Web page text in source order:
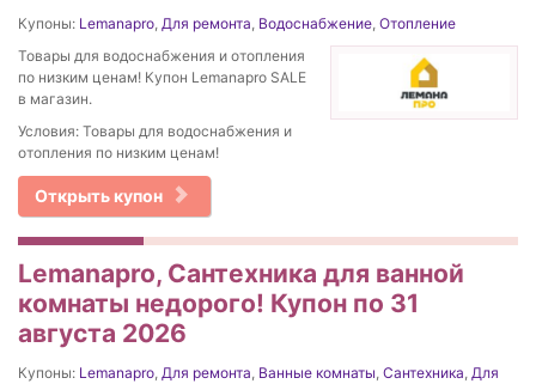
Купоны: Lemanapro, Для ремонта, Водоснабжение, Отопление
Товары для водоснабжения и отопления
по низким ценам! Купон Lemanapro SALE
в магазин.
Условия: Товары для водоснабжения и
отопления по низким ценам!
Открыть купон
Lemanapro, Сантехника для ванной
комнаты недорого! Купон по 31
августа 2026
Купоны: Lemanapro, Для ремонта, Ванные комнаты, Сантехника, Для